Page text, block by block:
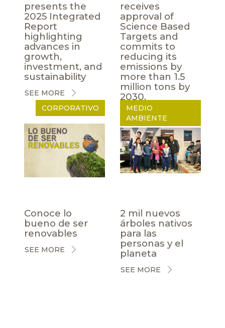
presents the
2025 Integrated
Report
highlighting
advances in
growth,
investment, and
sustainability
SEE MORE
receives
approval of
Science Based
Targets and
commits to
reducing its
emissions by
more than 1.5
million tons by
2030.
SEE MORE
CORPORATIVO
Conoce lo
bueno de ser
renovables
SEE MORE
MEDIO
AMBIENTE
2 mil nuevos
árboles nativos
para las
personas y el
planeta
SEE MORE